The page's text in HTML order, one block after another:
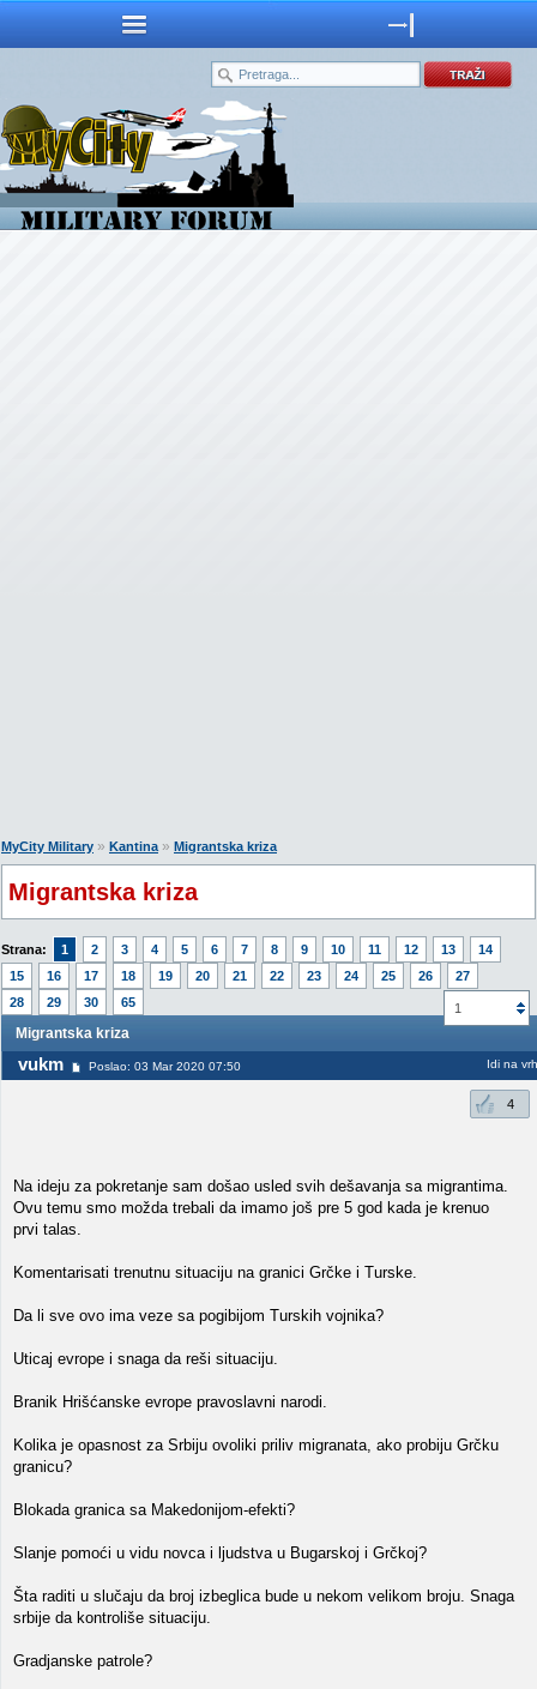
MyCity Military » Kantina» Migrantska kriza
Migrantska kriza
Strana: 1 2 3 4 5 6 7 8 9 10 11 12 13
14
15
16 17 18 19 20 21 22 23 24 25 26
27
28
29 30 65 1
Migrantska kriza
vukm Poslao: 03 Mar 2020 07:50 Idi na vrh
4
Na ideju za pokretanje sam došao usled svih dešavanja sa migrantima.
Ovu temu smo možda trebali da imamo još pre 5 god kada je krenuo
prvi talas.
Komentarisati trenutnu situaciju na granici Grčke i Turske.
Da li sve ovo ima veze sa pogibijom Turskih vojnika?
Uticaj evrope i snaga da reši situaciju.
Branik Hrišćanske evrope pravoslavni narodi.
Kolika je opasnost za Srbiju ovoliki priliv migranata, ako probiju Grčku
granicu?
Blokada granica sa Makedonijom-efekti?
Slanje pomoći u vidu novca i ljudstva u Bugarskoj i Grčkoj?
Šta raditi u slučaju da broj izbeglica bude u nekom velikom broju. Snaga
srbije da kontroliše situaciju.
Gradjanske patrole?